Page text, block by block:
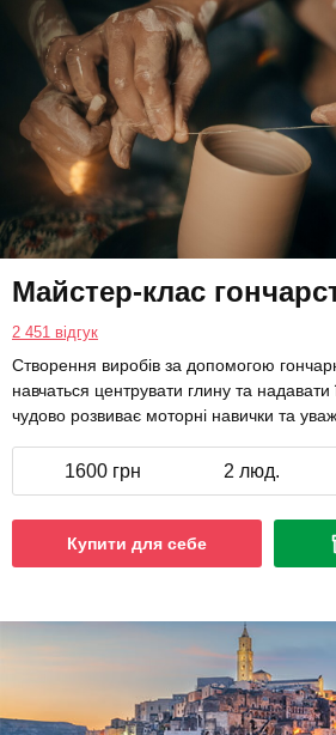
Майстер-клас
2 451 відгук
Створення виробів за допомогою
навчаться центрувати глину та
чудово розвиває моторні навички та
1600 грн 2 люд.
Купити для себе